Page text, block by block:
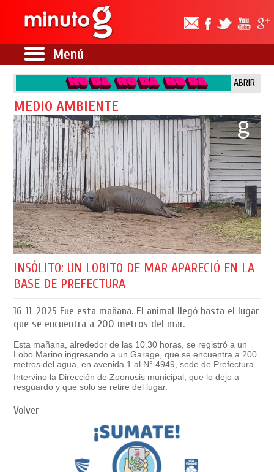
Menú
ABRIR
MEDIO AMBIENTE
INSÓLITO: UN LOBITO DE MAR APARECIÓ EN LA
BASE DE PREFECTURA
16-11-2025 Fue esta mañana. El animal llegó hasta el lugar
que se encuentra a 200 metros del mar.
Esta mañana, alrededor de las 10.30 horas, se registró a un
Lobo Marino ingresando a un Garage, que se encuentra a 200
metros del agua, en avenida 1 al N° 4949, sede de Prefectura.
Intervino la Dirección de Zoonosis municipal, que lo dejo a
resguardo y que solo se retire del lugar.
Volver